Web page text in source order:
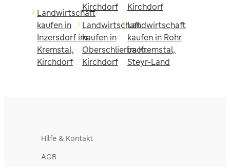
Landwirtschaft
kaufen in
Inzersdorf im
Kremstal,
Kirchdorf
Kirchdorf
Landwirtschaft
kaufen in
Oberschlierbach,
Kirchdorf
Kirchdorf
Landwirtschaft
kaufen in Rohr
im Kremstal,
Steyr-Land
Hilfe & Kontakt
AGB